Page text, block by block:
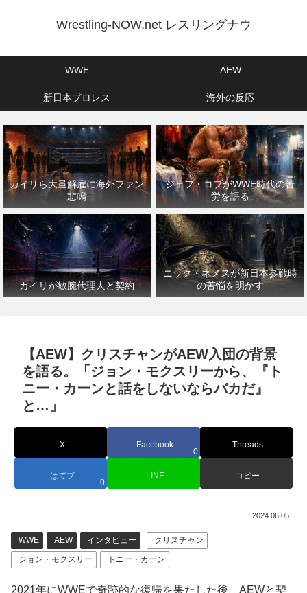
Wrestling-NOW.net レスリングナウ
WWE AEW
新日本プロレス 海外の反応
カイリら大量解雇に海外ファン
悲鳴
ジェフ・コブがWWE時代の苦
労を語る
カイリが敏腕代理人と契約
ニック・ネメスが新日本参戦時
の苦悩を明かす
【AEW】クリスチャンがAEW入団の背景
を語る。「ジョン・モクスリーから、『ト
ニー・カーンと話をしないならバカだ』
と…」
X Facebook
0
Threads
はてブ
0
LINE コピー
2024.06.05
WWE AEW インタビュー
クリスチャン
ジョン・モクスリー
トニー・カーン
2021年にWWEで奇跡的な復帰を果たした後、AEWと契